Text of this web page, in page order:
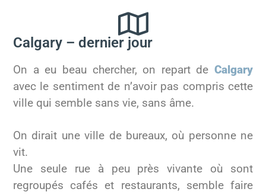
e
b
o
o
s
A
p
p
l
l
e
s
k
y
Calgary – dernier jour
On a eu beau chercher, on repart de Calgary
avec le sentiment de n’avoir pas compris cette
ville qui semble sans vie, sans âme.
On dirait une ville de bureaux, où personne ne
vit.
Une seule rue à peu près vivante où sont
regroupés cafés et restaurants, semble faire